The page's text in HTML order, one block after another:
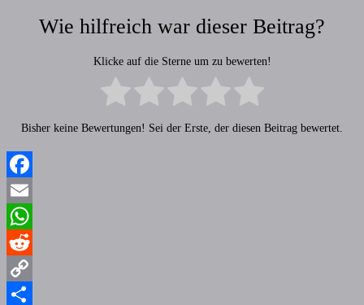
Wie hilfreich war dieser Beitrag?
Klicke auf die Sterne um zu bewerten!
Bisher keine Bewertungen! Sei der Erste, der diesen Beitrag bewertet.
Facebook
Email
WhatsApp
Reddit
Copy